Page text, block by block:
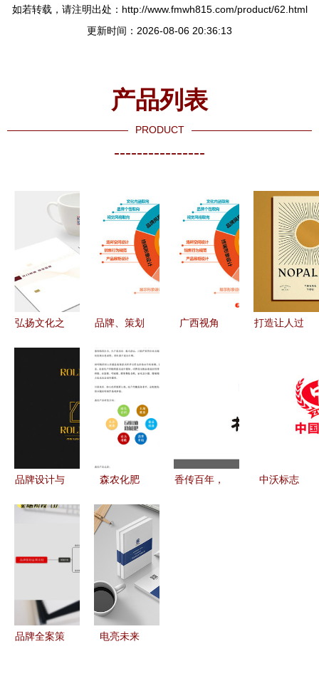
如若转载，请注明出处：http://www.fmwh815.com/product/62.html
更新时间：2026-08-06 20:36:13
产品列表
PRODUCT
----------------
弘扬文化之
品牌、策划
造真正有影
响力的品牌
形象
广西视角
打造让人过
从标志到策
划的全方位
设计之道
品牌设计与
森农化肥
划——以科
技为翼，赋
能绿色农业
新未来
香传百年，
中沃标志
品牌全案策
电亮未来